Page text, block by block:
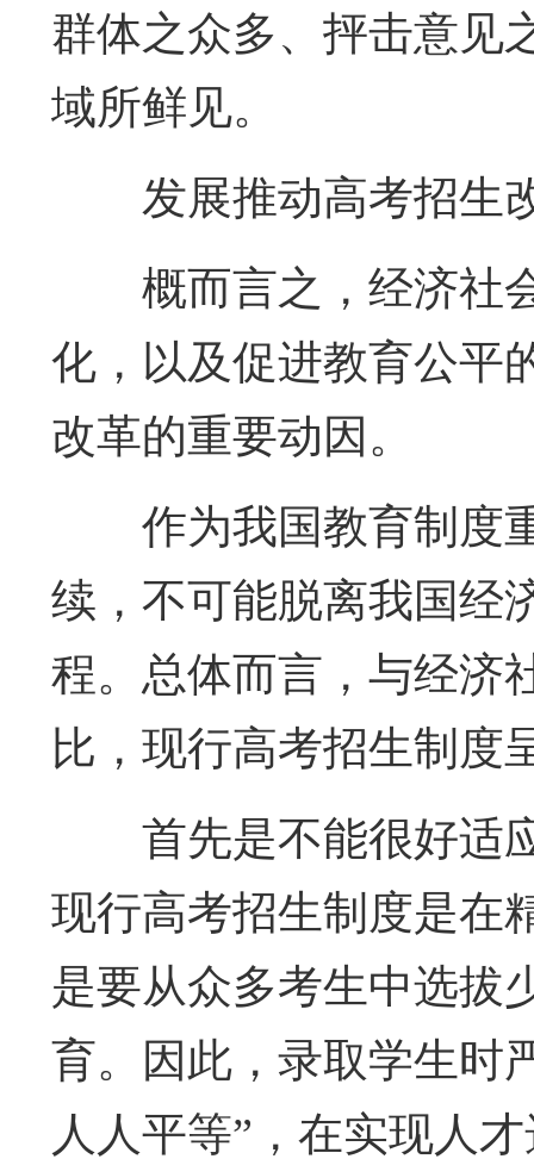
群体之众多、抨击意见
域所鲜见。
发展推动高考招生
概而言之，经济社
化，以及促进教育公平
改革的重要动因。
作为我国教育制度
续，不可能脱离我国经
程。总体而言，与经济
比，现行高考招生制度
首先是不能很好适
现行高考招生制度是在
是要从众多考生中选拔
育。因此，录取学生时
人人平等”，在实现人